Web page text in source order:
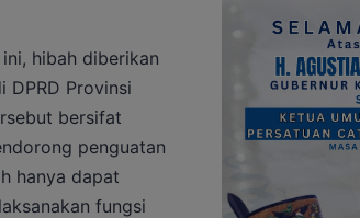
hibah diberikan
Provinsi
bersifat
penguatan
hanya dapat
fungsi